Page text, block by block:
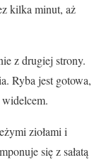
kilka minut, aż
z drugiej strony.
Ryba jest gotowa,
widelcem.
ziołami i
się z sałatą